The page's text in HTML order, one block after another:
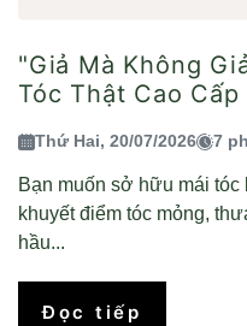
"Giả Mà Không
Tóc Thật Cao Cấp
Thứ Hai, 20/07/2026 7
Bạn muốn sở hữu mái tóc
khuyết điểm tóc mỏng,
hầu...
Đọc tiếp